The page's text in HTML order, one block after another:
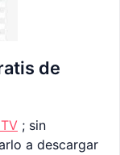
de
; sin
a descargar